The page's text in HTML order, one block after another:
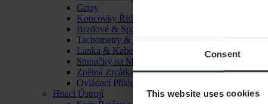
Consent
This website uses cookies
Gripy
Koncovky Řidítek
Brzdové & Spojkové Páčky
Tachometry & Hodiny
Lanka & Kabely
Stupačky na Motorku
Zpětná Zrcátka
Ovládací Příslušenství
Hnací Ústrojí